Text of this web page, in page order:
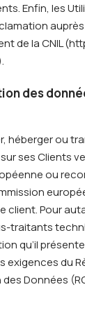
Enfin, les
de la CNIL
des
héberger ou
ses Clients
ou
client. Pour
traitants
qu’il
exigences du
Données